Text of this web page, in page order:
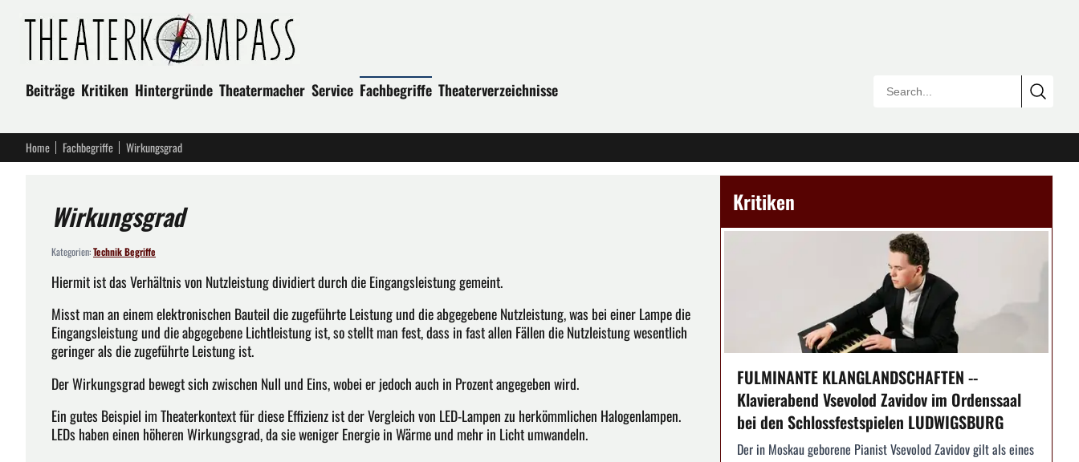
Beiträge Kritiken Hintergründe Theatermacher Service Fachbegriffe Theaterverzeichnisse
Home Fachbegriffe Wirkungsgrad
Wirkungsgrad
Kategorien:Technik Begriffe
Hiermit ist das Verhältnis von Nutzleistung dividiert durch die Eingangsleistung gemeint.
Misst man an einem elektronischen Bauteil die zugeführte Leistung und die abgegebene Nutzleistung, was bei einer Lampe die
Eingangsleistung und die abgegebene Lichtleistung ist, so stellt man fest, dass in fast allen Fällen die Nutzleistung wesentlich
geringer als die zugeführte Leistung ist.
Der Wirkungsgrad bewegt sich zwischen Null und Eins, wobei er jedoch auch in Prozent angegeben wird.
Ein gutes Beispiel im Theaterkontext für diese Effizienz ist der Vergleich von LED-Lampen zu herkömmlichen Halogenlampen.
LEDs haben einen höheren Wirkungsgrad, da sie weniger Energie in Wärme und mehr in Licht umwandeln.
Kritiken
FULMINANTE KLANGLANDSCHAFTEN --
Klavierabend Vsevolod Zavidov im Ordenssaal
bei den Schlossfestspielen LUDWIGSBURG
Der in Moskau geborene Pianist Vsevolod Zavidov gilt als eines